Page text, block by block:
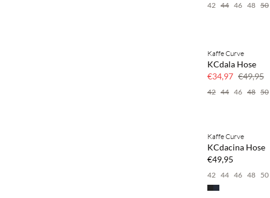
42 44 46 48 50
SAVE20
Kaffe Curve
KCdala Hose
€34,97 €49,95
42 44 46 48 50
Kaffe Curve
KCdacina Hose
€49,95
42 44 46 48 50